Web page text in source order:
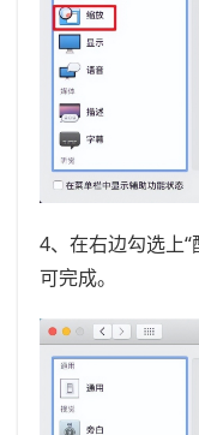
4、在右边勾选上
可完成。